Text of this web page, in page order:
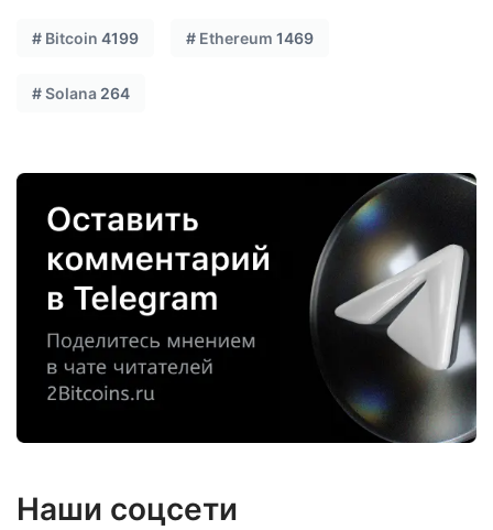
# Bitcoin 4199 # Ethereum 1469
#Solana 264
Наши соцсети